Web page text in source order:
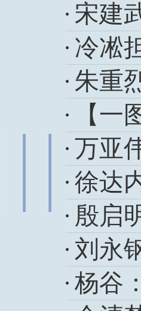
宋建
冷凇
朱重
【
万亚
徐达
殷启
刘永
杨谷